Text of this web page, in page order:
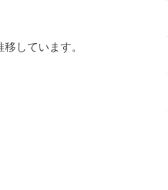
しています。